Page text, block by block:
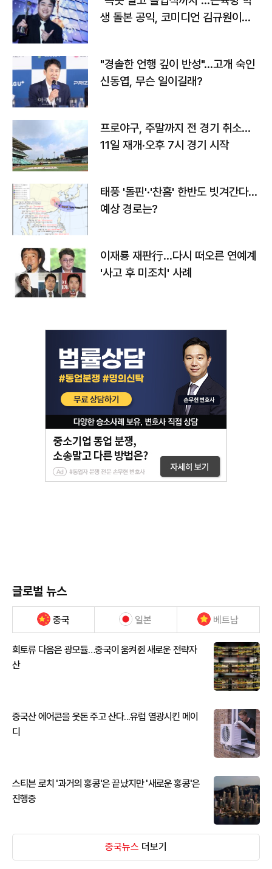
생 돌본 공익, 코미디언 김규원이었
"경솔한 언행 깊이 반성"…고개 숙인
신동엽, 무슨 일이길래?
프로야구, 주말까지 전 경기 취소…
11일 재개·오후 7시 경기 시작
태풍 '돌핀'·'찬홈' 한반도 빗겨간다…
예상 경로는?
이재룡 재판行…다시 떠오른 연예계
'사고 후 미조치' 사례
글로벌 뉴스
중국 일본 베트남
희토류 다음은 광모듈…중국이 움켜쥔 새로운 전략자
산
중국산 에어콘을 웃돈 주고 산다...유럽 열광시킨 메이
디
스티븐 로치 '과거의 홍콩'은 끝났지만 '새로운 홍콩'은
진행중
중국뉴스 더보기